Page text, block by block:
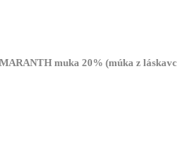
muka 20% (múka z